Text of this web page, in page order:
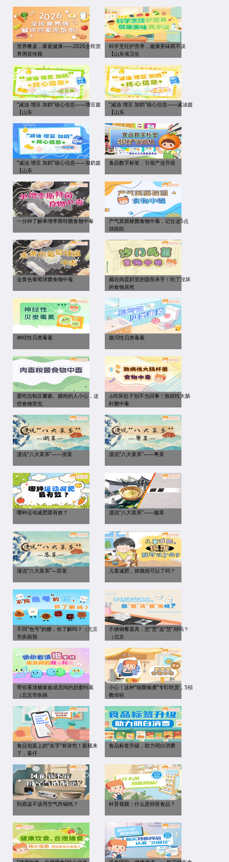
营养餐桌，家庭健康——2026全民营
养周宣传视
科学烹饪护营养，健康美味两不误
【山东省卫生
“减油 增豆 加奶”核心信息——增豆篇
【山东
“减油 增豆 加奶”核心信息——减油篇
【山东
“减油 增豆 加奶”核心信息——加奶篇
【山东
食品数字标签，引领产业升级
一分钟了解单增李斯特菌食物中毒
产气荚膜梭菌食物中毒，记住这5点
就能防
金黄色葡萄球菌食物中毒
藏在肉蛋奶里的隐形杀手！吃了没坏
的食物居然
神经性贝类毒素 腹泻性贝类毒素
爱吃自制豆瓣酱、腊肉的人小心，这
些食物里也
⚠️吃坏肚子别不当回事！致病性大肠
杆菌中毒
漫说“八大菜系”——浙菜 漫说“八大菜系”——粤菜
哪种运动减肥最有效？ 漫说“八大菜系”——徽菜
漫说“八大菜系”—苏菜 儿童减肥，挨饿就可以了吗？
不同“色号”的糖，你了解吗？（北京
市疾病预
不锈钢餐器具，您“慧”选“慧”用吗？
（北京
带你看清糖家族成员间的甜蜜纠葛
（北京市疾病
小心！这种“细菌偷袭”专盯吃货，5招
教你轻
食品包装上的“名字”有讲究！新规来
了，看仔
食品标签升级，助力明白消费
到底该不该用空气炸锅纸？ 科普视频：什么是特医食品？